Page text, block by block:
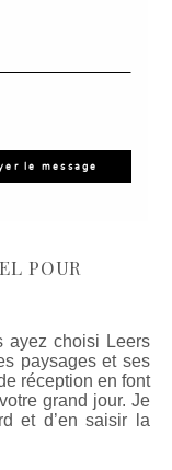
POUR
ayez choisi Leers
paysages et ses
réception en font
grand jour. Je
et d’en saisir la